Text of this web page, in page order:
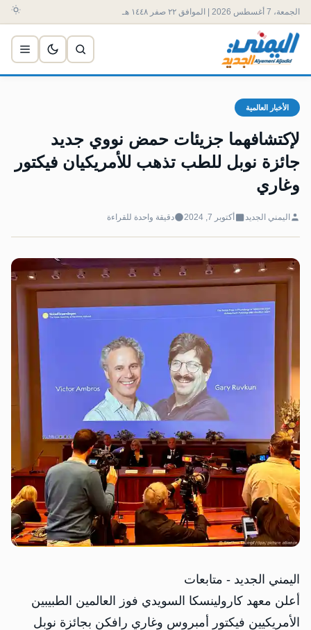
الجمعة، 7 أغسطس 2026 | الموافق ٢٢ صفر ١٤٤٨ هـ
الأخبار العالمية
لإكتشافهما جزيئات حمض نووي جديد
جائزة نوبل للطب تذهب للأمريكيان فيكتور
وغاري
اليمني الجديد أكتوبر 7, 2024 دقيقة واحدة للقراءة
اليمني الجديد - متابعات
أعلن معهد كارولينسكا السويدي فوز العالمين الطبيبين
الأمريكيين فيكتور أمبروس وغاري رافكن بجائزة نوبل